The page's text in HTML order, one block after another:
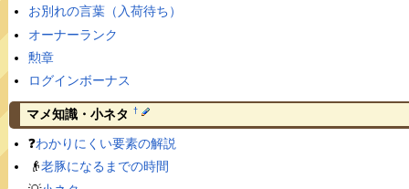
お別れの言葉（入荷待ち）
オーナーランク
勲章
ログインボーナス
マメ知識・小ネタ †
❓わかりにくい要素の解説
👴老豚になるまでの時間